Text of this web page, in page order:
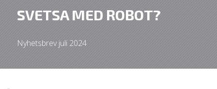
SVETSA MED ROBOT?
Nyhetsbrev juli 2024